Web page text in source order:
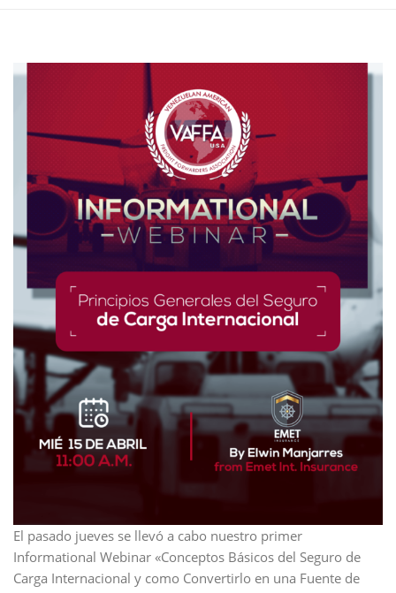
El pasado jueves se llevó a cabo nuestro primer
Informational Webinar «Conceptos Básicos del Seguro de
Carga Internacional y como Convertirlo en una Fuente de